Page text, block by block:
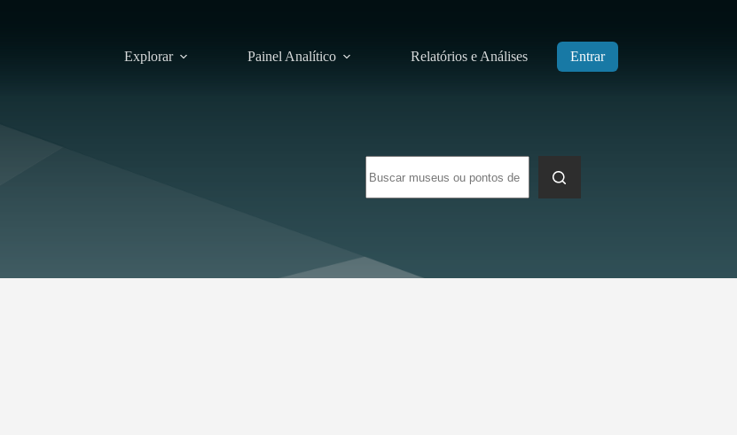
Explorar Painel Analítico Relatórios e Análises Entrar
resultados